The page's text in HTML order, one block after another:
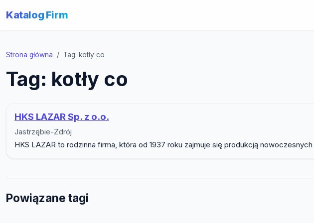
Katalog Firm
Strona główna Tag: kotły co
Tag: kotły co
HKS LAZAR Sp. z o.o.
Jastrzębie-Zdrój
HKS LAZAR to rodzinna firma, która od 1937 roku zajmuje się produkcją
Powiązane tagi